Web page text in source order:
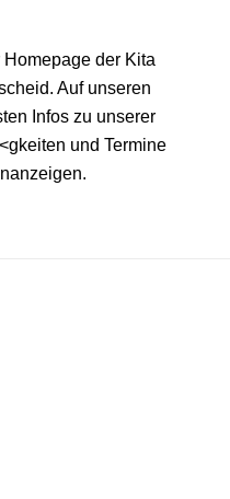
der Kita
Auf unseren
Infos zu unserer
und Termine